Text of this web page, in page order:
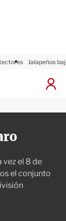
Jalapeños
I
vez el 8 de
el conjunto